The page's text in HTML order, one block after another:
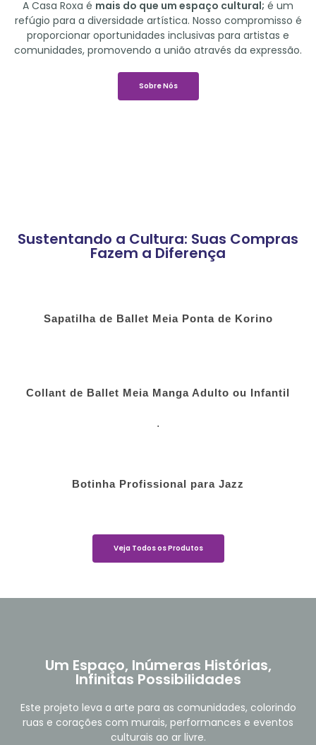
A Casa Roxa é mais do que um espaço cultural; é um
refúgio para a diversidade artística. Nosso compromisso é
proporcionar oportunidades inclusivas para artistas e
comunidades, promovendo a união através da expressão.
Sobre Nós
Sustentando a Cultura: Suas Compras
Fazem a Diferença
Sapatilha de Ballet Meia Ponta de Korino
Collant de Ballet Meia Manga Adulto ou Infantil
.
Botinha Profissional para Jazz
Veja Todos os Produtos
Um Espaço, Inúmeras Histórias,
Infinitas Possibilidades
Este projeto leva a arte para as comunidades, colorindo
ruas e corações com murais, performances e eventos
culturais ao ar livre.